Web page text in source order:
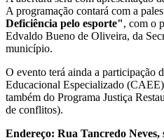
A programação contará com a
Deficiência pelo esporte", com o
Edvaldo Bueno de Oliveira, da
município.
O evento terá ainda a participação
Educacional Especializado
também do Programa Justiça
de conflitos).
Endereço: Rua Tancredo